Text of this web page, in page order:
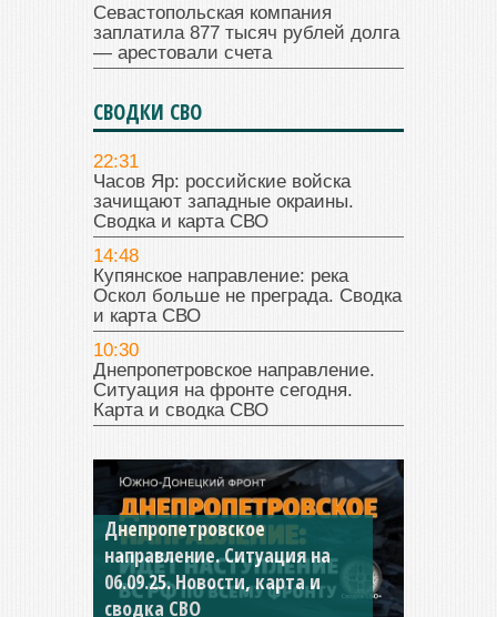
Севастопольская компания
заплатила 877 тысяч рублей долга
— арестовали счета
СВОДКИ СВО
22:31
Часов Яр: российские войска
зачищают западные окраины.
Сводка и карта СВО
14:48
Купянское направление: река
Оскол больше не преграда. Сводка
и карта СВО
10:30
Днепропетровское направление.
Ситуация на фронте сегодня.
Карта и сводка СВО
Константиновское
направление. Ситуация на
04.09.25 Новости, карта и
сводка СВО